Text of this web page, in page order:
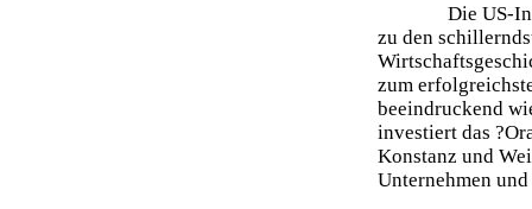
Die US-
zu den
zum
beeindruckend
investiert das
Konstanz und
Unternehmen